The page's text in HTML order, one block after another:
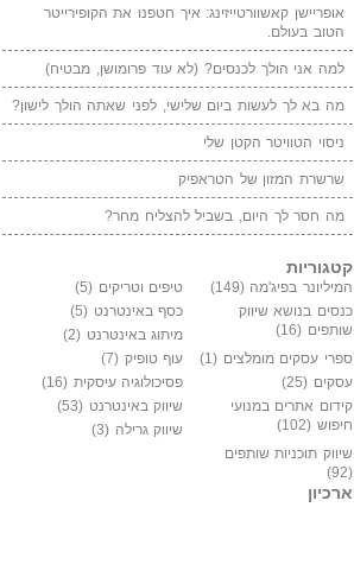
אופריישן קאשוורטייזינג: איך חטפנו את הקופירייטר
הטוב בעולם.
למה אני הולך לכנסים? (לא עוד פרומושן, מבטיח)
מה בא לך לעשות ביום שלישי, לפני שאתה הולך לישון?
ניסוי הטוויטר הקטן שלי
שרשרת המזון של הטראפיק
מה חסר לך היום, בשביל להצליח מחר?
קטגוריות
המיליונר בפיג'מה (149) טיפים וטריקים (5)
כנסים בנושא שיווק
שותפים (16)
כסף באינטרנט (5)
מיתוג באינטרנט (2)
ספרי עסקים מומלצים (1) עוף טופיק (7)
עסקים (25) פסיכולוגיה עיסקית (16)
קידום אתרים במנועי
חיפוש (102)
שיווק באינטרנט (53)
שיווק גרילה (3)
שיווק תוכניות שותפים
(92)
ארכיון